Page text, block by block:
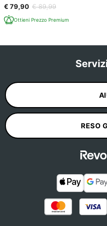
€ 79,90 € 89,99
Ottieni Prezzo Premium
RESO